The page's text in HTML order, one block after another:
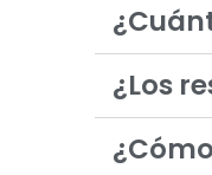
¿Los